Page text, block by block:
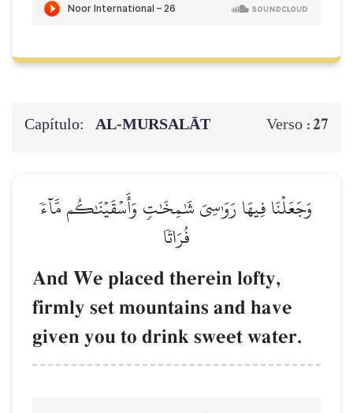
Capítulo: AL‑MURSALĀT Verso :27
وَجَعَلۡنَا فِيهَا رَوَٰسِيَ شَٰمِخَٰتٖ وَأَسۡقَيۡنَٰكُم مَّآءٗ
فُرَاتٗا
And We placed therein lofty,
firmly set mountains and have
given you to drink sweet water.